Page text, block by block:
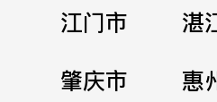
江门市
湛
肇庆市
惠